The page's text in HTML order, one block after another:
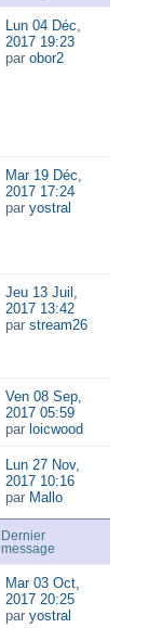
Lun 04 Déc,
2017 19:23
par obor2
Mar 19 Déc,
2017 17:24
par yostral
Jeu 13 Juil,
2017 13:42
par stream26
Ven 08 Sep,
2017 05:59
par loicwood
Lun 27 Nov,
2017 10:16
par Mallo
Dernier
message
Mar 03 Oct,
2017 20:25
par yostral